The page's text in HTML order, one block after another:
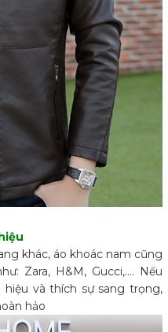
khác, áo khoác nam cũng
Zara, H&M, Gucci,.... Nếu
và thích sự sang trọng,
hảo